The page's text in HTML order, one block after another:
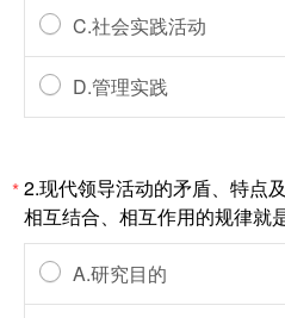
C.社会实践活动
D.管理实践
*2.现代领导活动的矛盾、特点
相互结合、相互作用的规律就
A.研究目的